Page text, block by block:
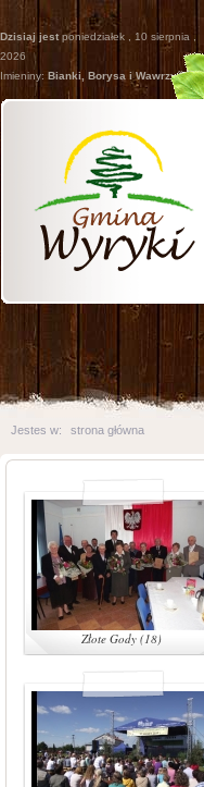
Dzisiaj jest poniedziałek , 10 sierpnia ,
2026
Imieniny: Bianki, Borysa i Wawrzyñca
Jestes w: strona główna
Złote Gody (18)